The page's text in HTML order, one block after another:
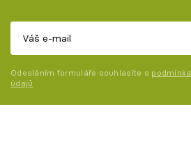
Odesláním formuláře souhlasíte s
údajů